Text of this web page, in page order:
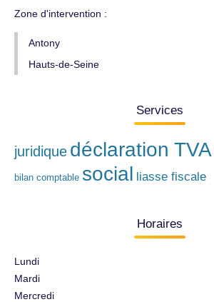
Zone d'intervention :
Antony
Hauts-de-Seine
Services
juridique déclaration TVA
bilan comptable social liasse fiscale
Horaires
Lundi
Mardi
Mercredi